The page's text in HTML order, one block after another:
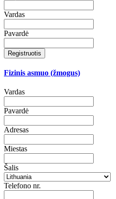
Vardas
Pavardė
Registruotis
Fizinis asmuo (žmogus)
Vardas
Pavardė
Adresas
Miestas
Šalis
Telefono nr.